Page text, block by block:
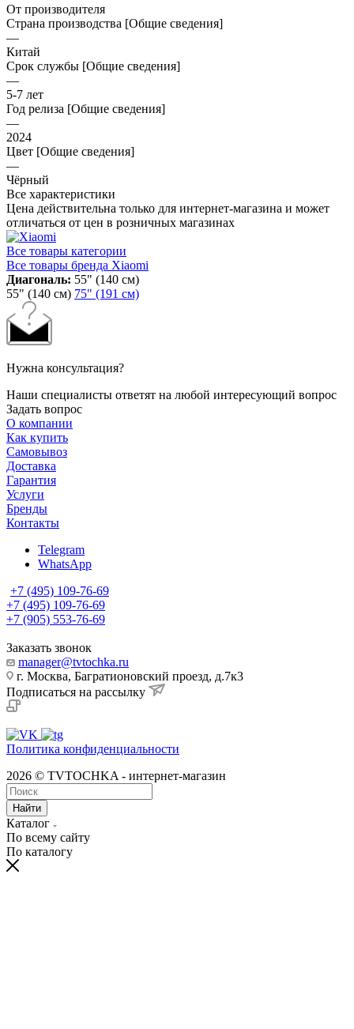
От производителя
Страна производства [Общие сведения]
—
Китай
Срок службы [Общие сведения]
—
5-7 лет
Год релиза [Общие сведения]
—
2024
Цвет [Общие сведения]
—
Чёрный
Все характеристики
Цена действительна только для интернет-магазина и может
отличаться от цен в розничных магазинах
Все товары категории
Все товары бренда Xiaomi
Диагональ: 55" (140 см)
55" (140 см) 75" (191 см)
Нужна консультация?
Наши специалисты ответят на любой интересующий вопрос
Задать вопрос
О компании
Как купить
Самовывоз
Доставка
Гарантия
Услуги
Бренды
Контакты
Telegram
WhatsApp
+7 (495) 109-76-69
+7 (495) 109-76-69
+7 (905) 553-76-69
Заказать звонок
manager@tvtochka.ru
г. Москва, Багратионовский проезд, д.7к3
Подписаться на рассылку
Политика конфиденциальности
2026 © TVTOCHKA - интернет-магазин
Найти
Каталог
По всему сайту
По каталогу